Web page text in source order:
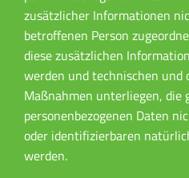
zusätzlicher Informationen
betroffenen Person
diese zusätzlichen
werden und technischen und
Maßnahmen unterliegen, die
personenbezogenen Daten
oder identifizierbaren
werden.